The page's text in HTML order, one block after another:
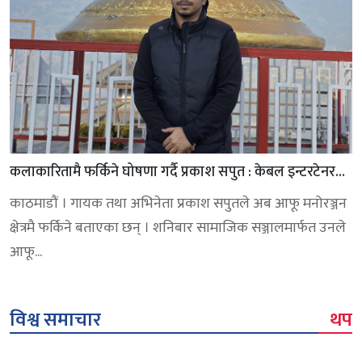
कलाकारितामै फर्किने घोषणा गर्दै प्रकाश सपुत : केबल इन्टरटेनर
हुन चाहन्छु
काठमाडौं । गायक तथा अभिनेता प्रकाश सपुतले अब आफू मनोरञ्जन
क्षेत्रमै फर्किने बताएका छन् । शनिबार सामाजिक सञ्जालमार्फत उनले
आफू...
विश्व समाचार थप